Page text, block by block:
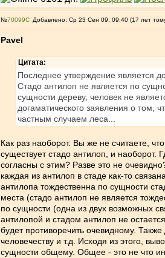
№70099 Добавлено: Ср 23 Сен 09, 09:40 (17 лет
Pavel
Цитата:
Последнее утверждение является
Стадо антилоп не является по
сущности дереву, человек не
догаматического заявления о том,
частным случаем леса...
Как раз наоборот. Вы же не считаете,
существует стадо антилоп, и наоборот.
согласны с этим? Разве это не
каждая из антилоп в стаде как-то
антилопа тождественна по сущности
места (стадо антилоп не является
по сущности (одна из двух возможных
антилопой и стадом антилоп не
будет противоречить очевидному.
человечеству и т.д. Исходя из этого,
сущности общему. Общее - это не что